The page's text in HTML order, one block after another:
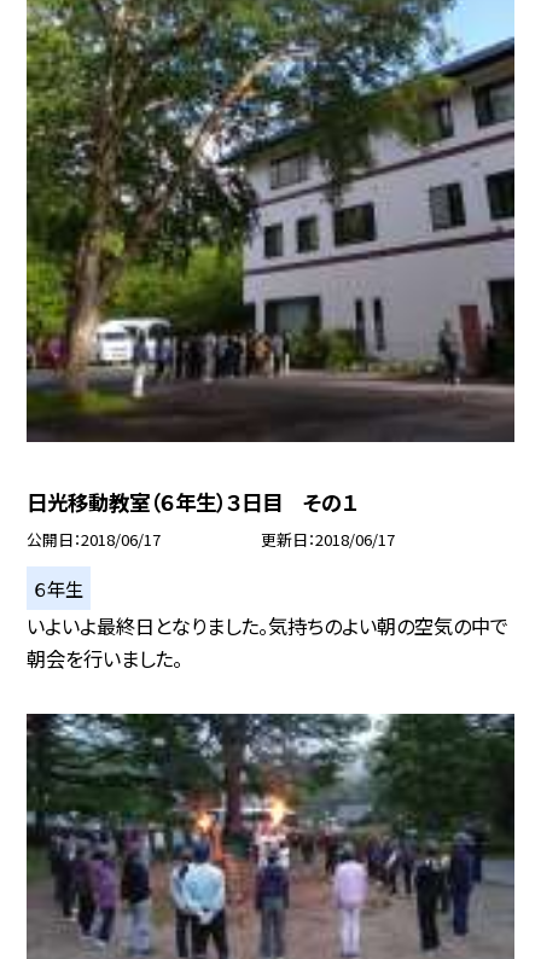
日光移動教室（６年生）３日目 その１
公開日 2018/06/17 更新日 2018/06/17
６年生
いよいよ最終日となりました。気持ちのよい朝の空気の中で
朝会を行いました。